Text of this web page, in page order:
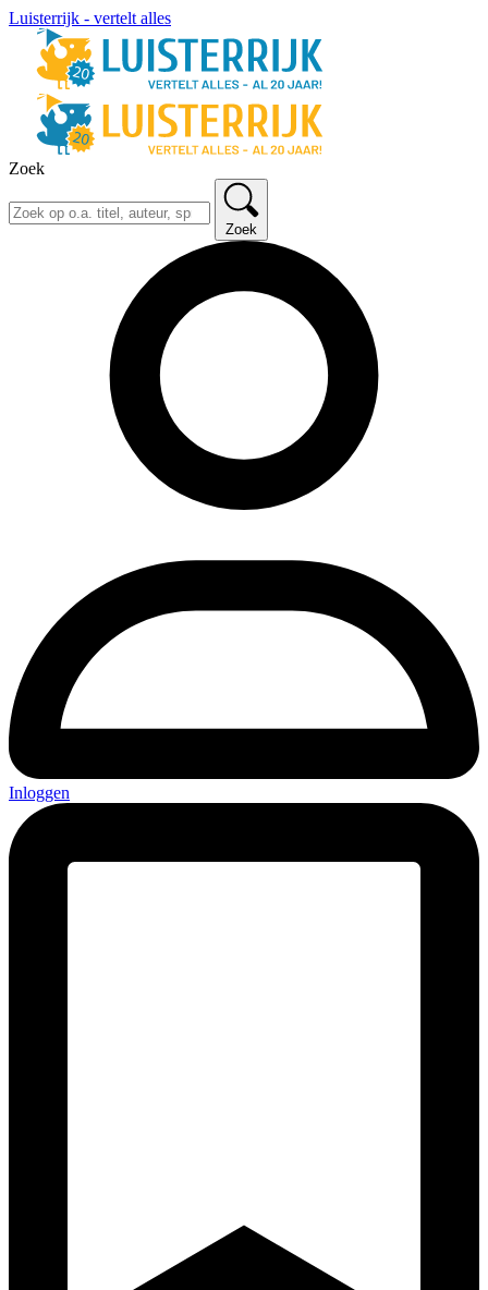
Luisterrijk - vertelt alles
Zoek
Zoek
Inloggen